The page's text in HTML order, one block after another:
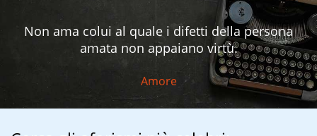
Non ama colui al quale i difetti della persona
amata non appaiano virtù.
Amore